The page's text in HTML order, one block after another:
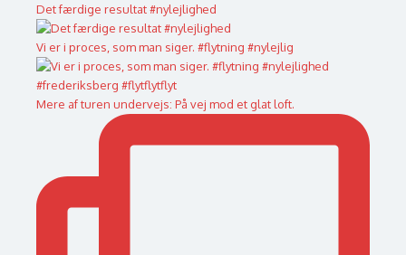
Det færdige resultat #nylejlighed
Vi er i proces, som man siger. #flytning #nylejlig
Mere af turen undervejs: På vej mod et glat loft.